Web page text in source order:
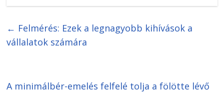
← Felmérés: Ezek a legnagyobb kihívások a
vállalatok számára
A minimálbér-emelés felfelé tolja a fölötte lévő